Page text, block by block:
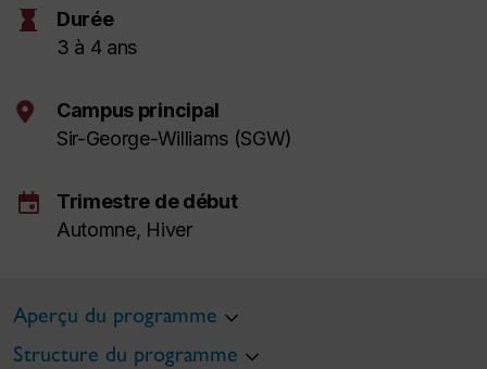
hourglass
Durée
3 à 4 ans
Campus principal
Sir-George-Williams (SGW)
event
Trimestre de début
Automne, Hiver
Aperçu du programme
Structure du programme